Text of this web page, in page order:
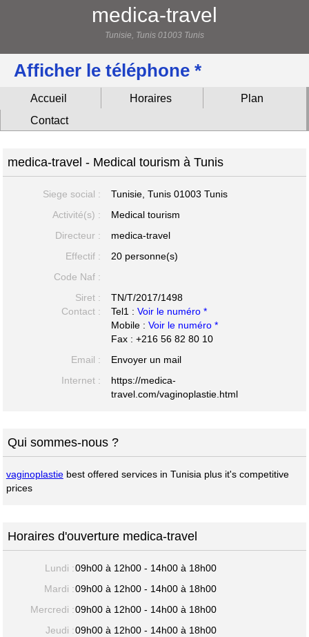
medica-travel
Tunisie, Tunis 01003 Tunis
Afficher le téléphone *
Accueil Horaires
Plan
Contact
medica-travel - Medical tourism à Tunis
Siege social : Tunisie, Tunis01003 Tunis
Activité(s) :
Medical tourism
Directeur :
medica-travel
Effectif :
20 personne(s)
Code Naf :
Siret :
TN/T/2017/1498
Contact :
Tel1 :Voir le numéro *
Mobile :Voir le numéro *
Fax : +216 56 82 80 10
Email :
Envoyer un mail
Internet :
https://medica-
travel.com/vaginoplastie.html
Qui sommes-nous ?
vaginoplastiebest offered services in Tunisia plus it's competitive
prices
Horaires d'ouverture medica-travel
Lundi :09h00 à 12h00 - 14h00 à 18h00
Mardi :09h00 à 12h00 - 14h00 à 18h00
Mercredi :09h00 à 12h00 - 14h00 à 18h00
Jeudi :09h00 à 12h00 - 14h00 à 18h00